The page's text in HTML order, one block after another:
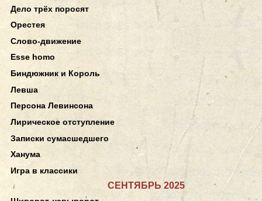
Дело трёх поросят
Орестея
Слово-движение
Esse homo
Биндюжник и Король
Левша
Персона Левинсона
Лирическое отступление
Записки сумасшедшего
Ханума
Игра в классики
СЕНТЯБРЬ 2025